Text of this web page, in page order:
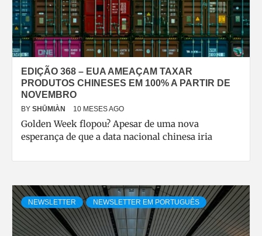
EDIÇÃO 368 – EUA AMEAÇAM TAXAR
PRODUTOS CHINESES EM 100% A PARTIR DE
NOVEMBRO
BY SHŪMIÀN 10 MESES AGO
Golden Week flopou? Apesar de uma nova
esperança de que a data nacional chinesa iria
NEWSLETTER NEWSLETTER EM PORTUGUÊS